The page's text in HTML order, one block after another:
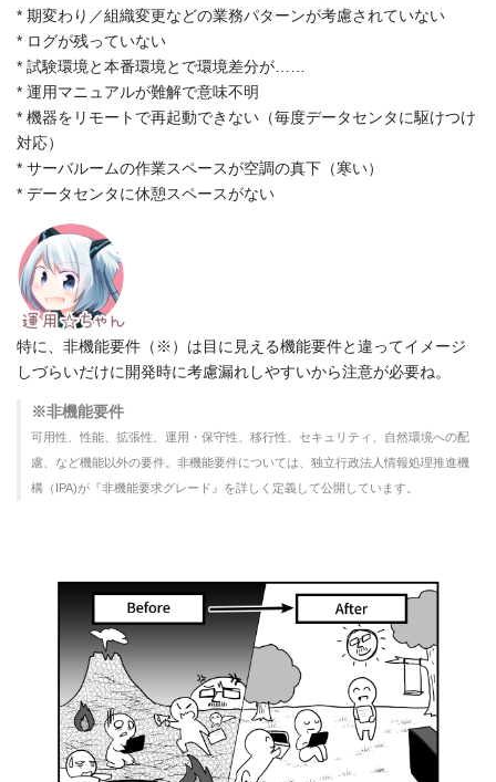
* 期変わり／組織変更などの業務パターンが考慮されていない
* ログが残っていない
* 試験環境と本番環境とで環境差分が……
* 運用マニュアルが難解で意味不明
* 機器をリモートで再起動できない（毎度データセンタに駆けつけ
対応）
* サーバルームの作業スペースが空調の真下（寒い）
* データセンタに休憩スペースがない
特に、非機能要件（※）は目に見える機能要件と違ってイメージ
しづらいだけに開発時に考慮漏れしやすいから注意が必要ね。
※非機能要件
可用性、性能、拡張性、運用・保守性、移行性、セキュリティ、自然環境への配
慮、など機能以外の要件。非機能要件については、独立行政法人情報処理推進機
構（IPA)が『非機能要求グレード』を詳しく定義して公開しています。